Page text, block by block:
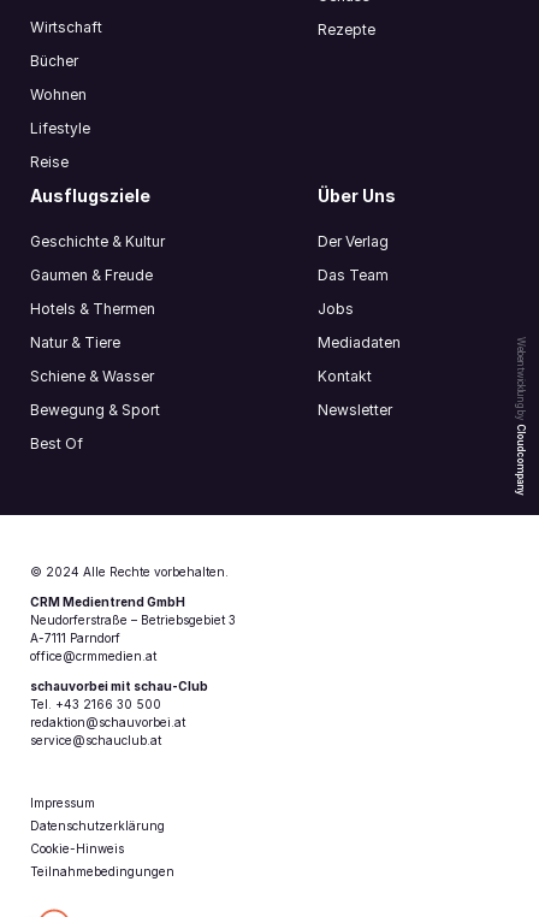
Webentwicklung by
Cloudcompany
Wirtschaft
Bücher
Wohnen
Lifestyle
Reise
Rezepte
Ausflugsziele
Geschichte & Kultur
Gaumen & Freude
Hotels & Thermen
Natur & Tiere
Schiene & Wasser
Bewegung & Sport
Best Of
Über Uns
Der Verlag
Das Team
Jobs
Mediadaten
Kontakt
Newsletter
© 2024 Alle Rechte vorbehalten.
CRM Medientrend GmbH
Neudorferstraße – Betriebsgebiet 3
A-7111 Parndorf
office@crmmedien.at
schauvorbei mit schau-Club
Tel. +43 2166 30 500
redaktion@schauvorbei.at
service@schauclub.at
Impressum
Datenschutzerklärung
Cookie-Hinweis
Teilnahmebedingungen